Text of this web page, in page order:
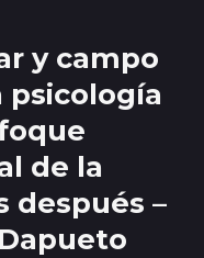
y campo
psicología
de la
después –